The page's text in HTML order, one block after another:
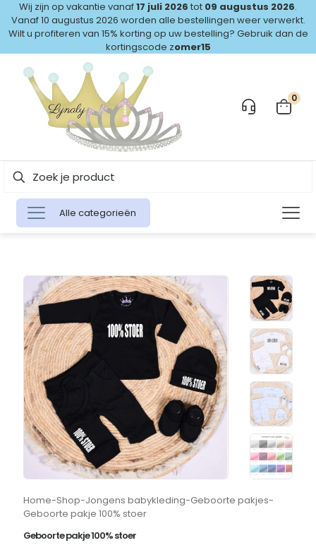
Wij zijn op vakantie vanaf17 juli 2026 tot 09 augustus 2026.
Vanaf 10 augustus 2026 worden alle bestellingen weer verwerkt.
Wilt u profiteren van 15% korting op uw bestelling? Gebruik dan de
kortingscode zomer15
0
Alle categorieën
Home-Shop-Jongens babykleding-Geboorte pakjes-
Geboorte pakje 100% stoer
Geboorte pakje 100% stoer